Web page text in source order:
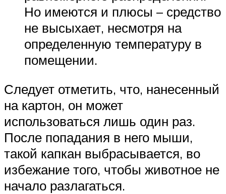
Но имеются и плюсы – средство
не высыхает, несмотря на
определенную температуру в
помещении.
Следует отметить, что, нанесенный
на картон, он может
использоваться лишь один раз.
После попадания в него мыши,
такой капкан выбрасывается, во
избежание того, чтобы животное не
начало разлагаться.